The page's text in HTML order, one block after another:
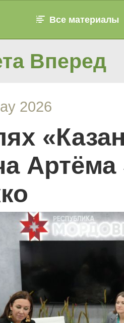
Все материалы
Вперед
2026